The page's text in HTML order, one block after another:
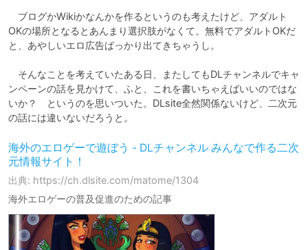
ブログかWikiかなんかを作るというのも考えたけど、アダルト
OKの場所となるとあんまり選択肢がなくて。無料でアダルトOKだ
と、あやしいエロ広告ばっかり出てきちゃうし。
そんなことを考えていたある日、またしてもDLチャンネルでキャ
ンペーンの話を見かけて、ふと、これを書いちゃえばいいのではな
いか？　というのを思いついた。DLsite全然関係ないけど、二次元
の話には違いないだろうと。
海外のエロゲーで遊ぼう - DLチャンネル みんなで作る二次
元情報サイト！
出典: https://ch.dlsite.com/matome/1304
海外エロゲーの普及促進のための記事